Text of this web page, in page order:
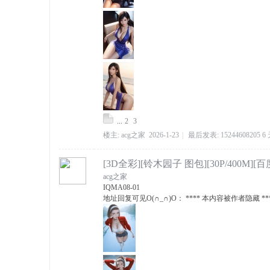
... 2 3
楼主: acg之家 2026-1-23 最后发表: 15244608205 6
[3D全彩][铃木园子 图包][30P/400M][百
acg之家
IQMA08-01
地址回复可见O(∩_∩)O： **** 本内容被作者隐藏